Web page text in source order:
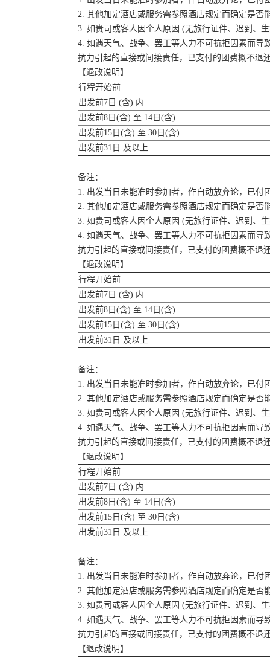
2. 其他加定酒店或服务需参照酒店规定而确定是否
3. 如贵司或客人因个人原因 (无旅行证件、迟到、
4. 如遇天气、战争、罢工等人力不可抗拒因素而
抗力引起的直接或间接责任，已支付的团费概不退
【退改说明】
行程开始前
出发前7日 (含) 内
出发前8日(含) 至 14日(含)
出发前15日(含) 至 30日(含)
出发前31日 及以上
备注：
1. 出发当日未能准时参加者，作自动放弃论，已付
2. 其他加定酒店或服务需参照酒店规定而确定是否
3. 如贵司或客人因个人原因 (无旅行证件、迟到、
4. 如遇天气、战争、罢工等人力不可抗拒因素而
抗力引起的直接或间接责任，已支付的团费概不退
【退改说明】
行程开始前
出发前7日 (含) 内
出发前8日(含) 至 14日(含)
出发前15日(含) 至 30日(含)
出发前31日 及以上
备注：
1. 出发当日未能准时参加者，作自动放弃论，已付
2. 其他加定酒店或服务需参照酒店规定而确定是否
3. 如贵司或客人因个人原因 (无旅行证件、迟到、
4. 如遇天气、战争、罢工等人力不可抗拒因素而
抗力引起的直接或间接责任，已支付的团费概不退
【退改说明】
行程开始前
出发前7日 (含) 内
出发前8日(含) 至 14日(含)
出发前15日(含) 至 30日(含)
出发前31日 及以上
备注：
1. 出发当日未能准时参加者，作自动放弃论，已付
2. 其他加定酒店或服务需参照酒店规定而确定是否
3. 如贵司或客人因个人原因 (无旅行证件、迟到、
4. 如遇天气、战争、罢工等人力不可抗拒因素而
抗力引起的直接或间接责任，已支付的团费概不退
【退改说明】